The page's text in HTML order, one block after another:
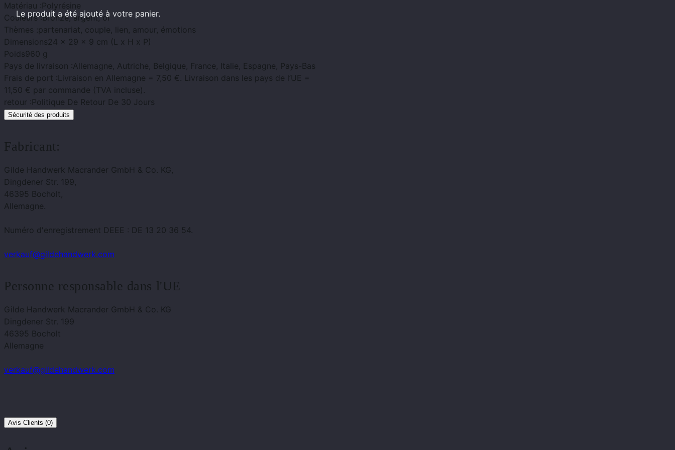
Le produit a été ajouté à votre panier.
Matériau :Polyrésine
Couleurs :Bronze, argent, or
Thèmes :partenariat, couple, lien, amour, émotions
Dimensions24 x 29 x 9 cm (L x H x P)
Poids960 g
Pays de livraison :Allemagne, Autriche, Belgique, France, Italie, Espagne, Pays-Bas
Frais de port :Livraison en Allemagne = 7,50 €. Livraison dans les pays de l’UE =
11,50 € par commande (TVA incluse).
retour :Politique De Retour De 30 Jours
Sécurité des produits
Fabricant:
Gilde Handwerk Macrander GmbH & Co. KG,
Dingdener Str. 199,
46395 Bocholt,
Allemagne.
Numéro d'enregistrement DEEE : DE 13 20 36 54.
verkauf@gildehandwerk.com
Personne responsable dans l'UE
Gilde Handwerk Macrander GmbH & Co. KG
Dingdener Str. 199
46395 Bocholt
Allemagne
verkauf@gildehandwerk.com
Avis Clients (0)